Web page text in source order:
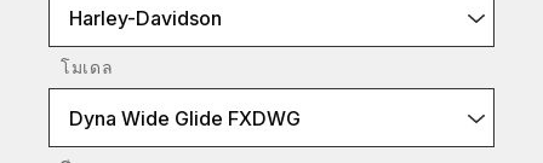
Harley-Davidson
โมเดล
Dyna Wide Glide FXDWG